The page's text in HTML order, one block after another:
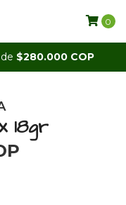
$280.000 COP
0
18gr